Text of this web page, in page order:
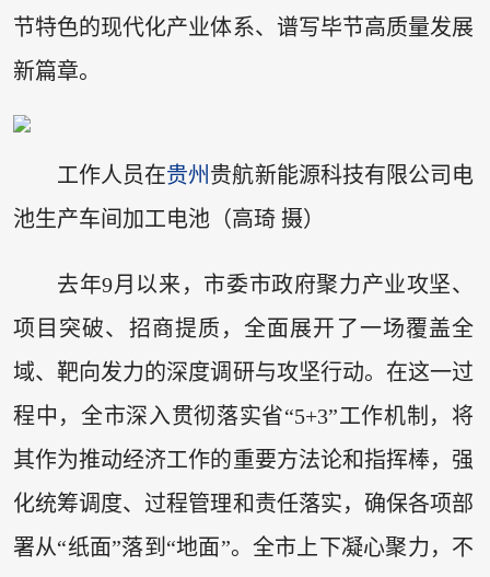
节特色的现代化产业体系、谱写毕节高质量发展
新篇章。
工作人员在贵州 贵航新能源科技有限公司电
池生产车间加工电池（高琦 摄）
去年9月以来，市委市政府聚力产业攻坚、
项目突破、招商提质，全面展开了一场覆盖全
域、靶向发力的深度调研与攻坚行动。在这一过
程中，全市深入贯彻落实省“5+3”工作机制，将
其作为推动经济工作的重要方法论和指挥棒，强
化统筹调度、过程管理和责任落实，确保各项部
署从“纸面”落到“地面”。全市上下凝心聚力，不